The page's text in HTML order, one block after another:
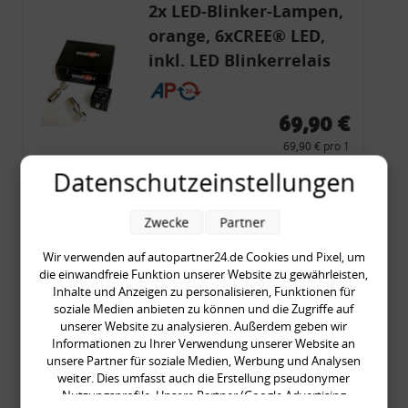
2x LED-Blinker-Lampen,
orange, 6xCREE® LED,
inkl. LED Blinkerrelais
CF 14
69,90 €
69,90 € pro 1
Merkzettel
Zum Artikel
Rückleuchtenband mit
Blinker, rot, US-Ecken,
Audi 80 Cabrio, Typ 89,
OE-Nr.: 8G0945225 +
Datenschutzeinstellungen
Wir verwenden auf autopartner24.de Cookies und Pixel, um
die einwandfreie Funktion unserer Website zu gewährleisten,
Inhalte und Anzeigen zu personalisieren, Funktionen für
soziale Medien anbieten zu können und die Zugriffe auf
unserer Website zu analysieren. Außerdem geben wir
Informationen zu Ihrer Verwendung unserer Website an
unsere Partner für soziale Medien, Werbung und Analysen
weiter. Dies umfasst auch die Erstellung pseudonymer
Nutzungsprofile. Unsere Partner (Google Advertising
Zwecke Partner